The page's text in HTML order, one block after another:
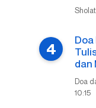
dan
Doa
10:15